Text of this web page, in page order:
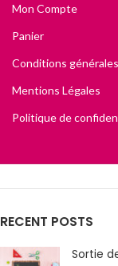
Mon Compte
Panier
Conditions
Mentions Légales
Politique de
RECENT POSTS
Sortie